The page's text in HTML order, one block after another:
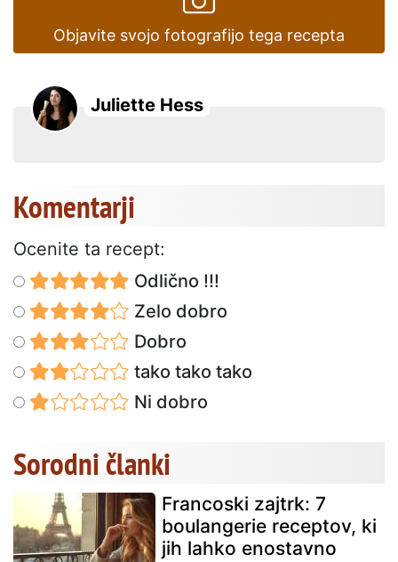
Objavite svojo fotografijo tega recepta
Juliette Hess
Komentarji
Ocenite ta recept:
Odlično !!!
Zelo dobro
Dobro
tako tako tako
Ni dobro
Sorodni članki
Francoski zajtrk: 7
boulangerie receptov, ki
jih lahko enostavno